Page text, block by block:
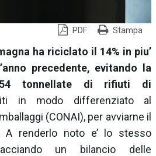
PDF Stampa
ha riciclato il 14% in piu’
precedente, evitando la
tonnellate di rifiuti di
in modo differenziato al
(CONAI), per avviarne il
A renderlo noto e’ lo stesso
un bilancio delle